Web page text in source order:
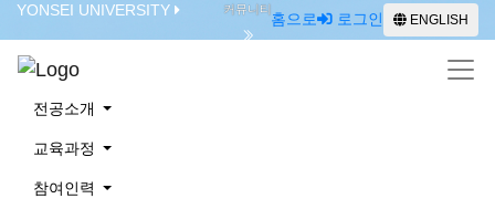
YONSEI UNIVERSITY
홈으로 로그인 ENGLISH
전공소개
교육과정
참여인력
커뮤니티